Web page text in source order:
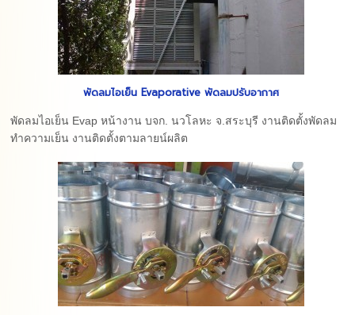
พัดลมไอเย็น Evaporative พัดลมปรับอากาศ
พัดลมไอเย็น Evap หน้างาน บจก. นวโลหะ จ.สระบุรี งานติดตั้งพัดลม
ทำความเย็น งานติดตั้งตามลายน์ผลิต